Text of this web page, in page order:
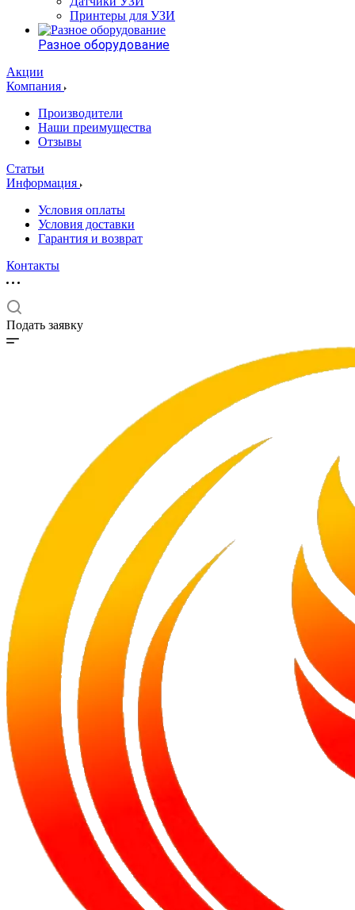
Принтеры для УЗИ
Разное оборудование
Акции
Компания
Производители
Наши преимущества
Отзывы
Статьи
Информация
Условия оплаты
Условия доставки
Гарантия и возврат
Контакты
Подать заявку